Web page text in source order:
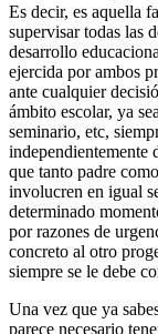
Es decir, es aquella
supervisar todas las
desarrollo
ejercida por ambos
ante cualquier
ámbito escolar, ya
seminario, etc,
independientemente
que tanto padre
involucren en igual
determinado
por razones de
concreto al otro
siempre se le debe
Una vez que ya
parece necesario